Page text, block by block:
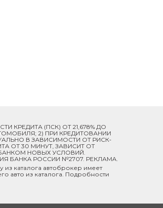
КРЕДИТА (ПСК) ОТ 21,678% ДО
2) ПРИ КРЕДИТОВАНИИ
В ЗАВИСИМОСТИ ОТ РИСК-
ОТ 30 МИНУТ, ЗАВИСИТ ОТ
НОВЫХ УСЛОВИЙ.
БАНКА РОССИИ №2707. РЕКЛАМА.
каталога автоброкер имеет
авто из каталога. Подробности